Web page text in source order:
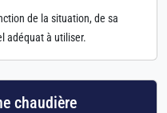
de la situation, de sa
adéquat à utiliser.
chaudière